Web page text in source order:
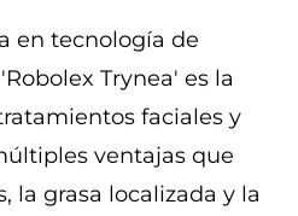
en tecnología de
Trynea' es la
faciales y
ventajas que
la grasa localizada y la